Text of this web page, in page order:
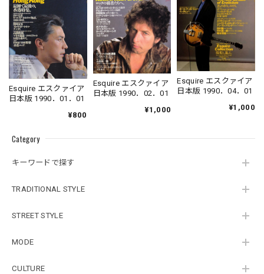
Category
キーワードで探す
TRADITIONAL STYLE
STREET STYLE
MODE
CULTURE
Esquire エスクァイア
日本版 1990．01．01
¥800
Esquire エスクァイア
日本版 1990．02．01
¥1,000
Esquire エスクァイア
日本版 1990．04．01
¥1,000